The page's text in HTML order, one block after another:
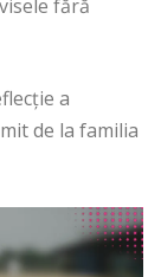
fără
a
de la familia